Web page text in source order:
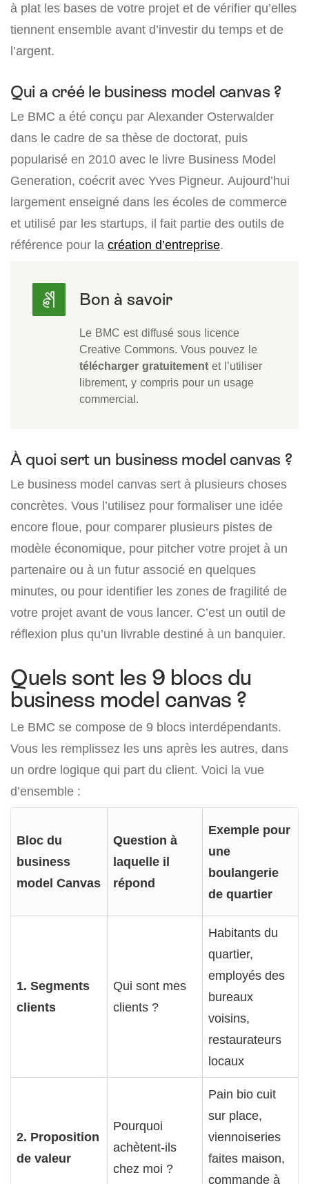
à plat les bases de votre projet et de vérifier qu’elles
tiennent ensemble avant d’investir du temps et de
l’argent.
Qui a créé le business model canvas ?
Le BMC a été conçu par Alexander Osterwalder
dans le cadre de sa thèse de doctorat, puis
popularisé en 2010 avec le livre Business Model
Generation, coécrit avec Yves Pigneur. Aujourd’hui
largement enseigné dans les écoles de commerce
et utilisé par les startups, il fait partie des outils de
référence pour la création d’entreprise.
Le BMC est diffusé sous licence
Creative Commons. Vous pouvez le
télécharger gratuitement et l’utiliser
librement, y compris pour un usage
commercial.
À quoi sert un business model canvas ?
Le business model canvas sert à plusieurs choses
concrètes. Vous l’utilisez pour formaliser une idée
encore floue, pour comparer plusieurs pistes de
modèle économique, pour pitcher votre projet à un
partenaire ou à un futur associé en quelques
minutes, ou pour identifier les zones de fragilité de
votre projet avant de vous lancer. C’est un outil de
réflexion plus qu’un livrable destiné à un banquier.
Quels sont les 9 blocs du
business model canvas ?
Le BMC se compose de 9 blocs interdépendants.
Vous les remplissez les uns après les autres, dans
un ordre logique qui part du client. Voici la vue
d’ensemble :
Bloc du
business
model Canvas
Question à
laquelle il
répond
Exemple pour
une
boulangerie
de quartier
1. Segments
clients
Qui sont mes
clients ?
Habitants du
quartier,
employés des
bureaux
voisins,
restaurateurs
locaux
2. Proposition
de valeur
Pourquoi
achètent-ils
chez moi ?
Pain bio cuit
sur place,
viennoiseries
faites maison,
commande à